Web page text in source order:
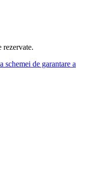
schemei de garantare a